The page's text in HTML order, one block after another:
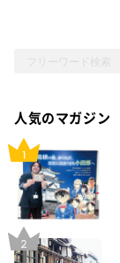
人気のマガジン